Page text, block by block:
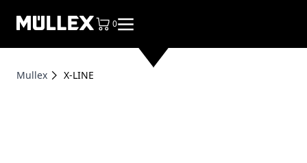
0
articles dans le panier, voir le sac
Mullex X-LINE